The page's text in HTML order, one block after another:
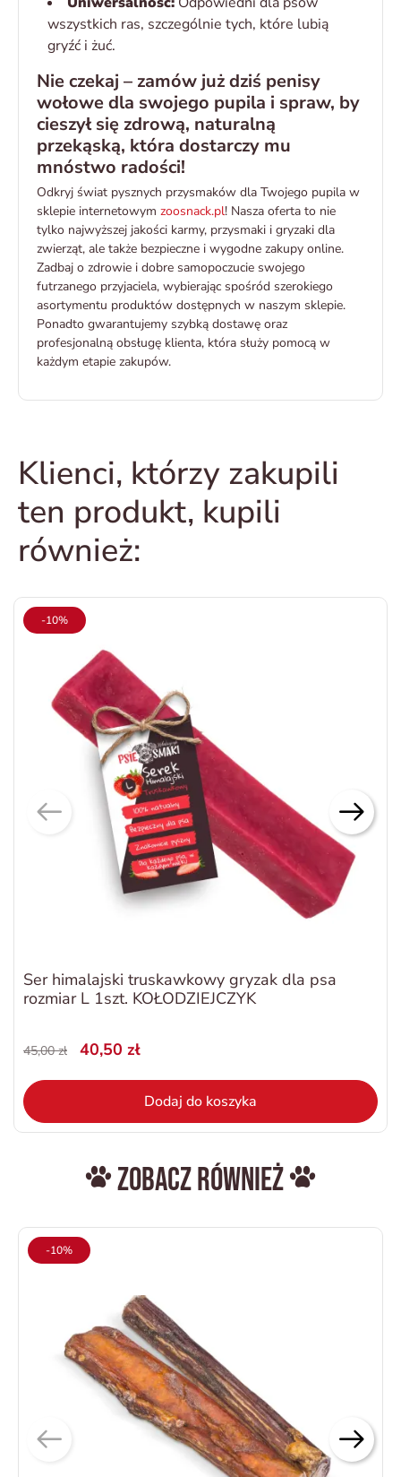
wszystkich ras, szczególnie tych, które lubią
gryźć i żuć.
Nie czekaj – zamów już dziś penisy
wołowe dla swojego pupila i spraw, by
cieszył się zdrową, naturalną
przekąską, która dostarczy mu
mnóstwo radości!
Odkryj świat pysznych przysmaków dla Twojego pupila w
sklepie internetowym zoosnack.pl! Nasza oferta to nie
tylko najwyższej jakości karmy, przysmaki i gryzaki dla
zwierząt, ale także bezpieczne i wygodne zakupy online.
Zadbaj o zdrowie i dobre samopoczucie swojego
futrzanego przyjaciela, wybierając spośród szerokiego
asortymentu produktów dostępnych w naszym sklepie.
Ponadto gwarantujemy szybką dostawę oraz
profesjonalną obsługę klienta, która służy pomocą w
każdym etapie zakupów.
Klienci, którzy zakupili
ten produkt, kupili
również:
-10%
Ser himalajski truskawkowy gryzak dla psa
rozmiar L 1szt. KOŁODZIEJCZYK
45,00 zł 40,50 zł
Dodaj do koszyka
Zobacz również
-10%